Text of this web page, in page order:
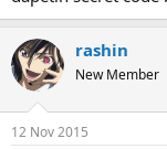
rashin
New Member
12 Nov 2015